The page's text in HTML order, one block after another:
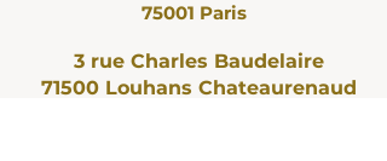
75001 Paris
3 rue Charles Baudelaire
71500 Louhans Chateaurenaud